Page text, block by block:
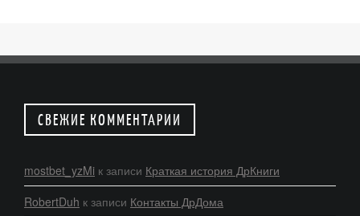
СВЕЖИЕ КОММЕНТАРИИ
mostbet_yzMi к записи Краткая история ДрКниги
RobertDuh к записи Контакты ДрДома